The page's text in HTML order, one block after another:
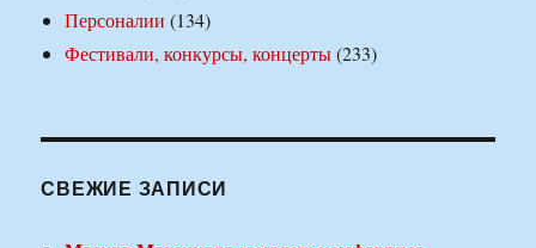
Персоналии (134)
Фестивали, конкурсы, концерты(233)
СВЕЖИЕ ЗАПИСИ